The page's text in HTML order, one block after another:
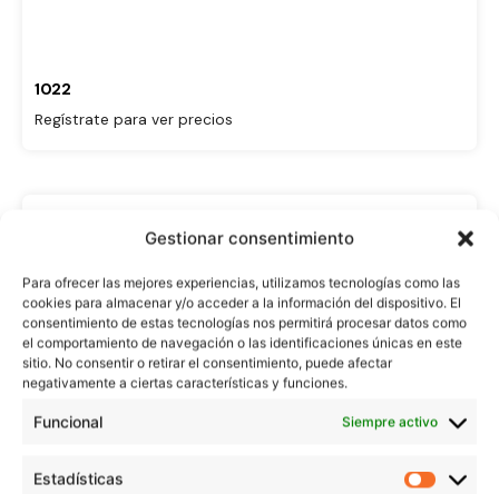
Gestionar consentimiento
Para ofrecer las mejores experiencias, utilizamos tecnologías como las
cookies para almacenar y/o acceder a la información del dispositivo. El
consentimiento de estas tecnologías nos permitirá procesar datos como
el comportamiento de navegación o las identificaciones únicas en este
sitio. No consentir o retirar el consentimiento, puede afectar
negativamente a ciertas características y funciones.
Funcional Siempre activo
Estadísticas
1022
Regístrate para ver precios